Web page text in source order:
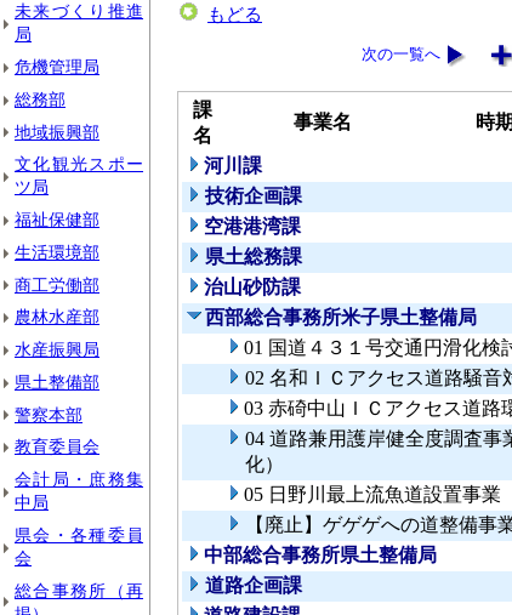
未来づくり推進
局
危機管理局
総務部
地域振興部
文化観光スポー
ツ局
福祉保健部
生活環境部
商工労働部
農林水産部
水産振興局
県土整備部
警察本部
教育委員会
会計局・庶務集
中局
県会・各種委員
会
総合事務所（再
もどる
次の一覧へ
課
名
事業名 時期
河川課
技術企画課
空港港湾課
県土総務課
治山砂防課
西部総合事務所米子県土整備局
01 国道４３１号交通円滑化検
02 名和ＩＣアクセス道路騒音
03 赤碕中山ＩＣアクセス道路
04 道路兼用護岸健全度調査事
化）
05 日野川最上流魚道設置事業
【廃止】ゲゲゲへの道整備事
中部総合事務所県土整備局
道路企画課